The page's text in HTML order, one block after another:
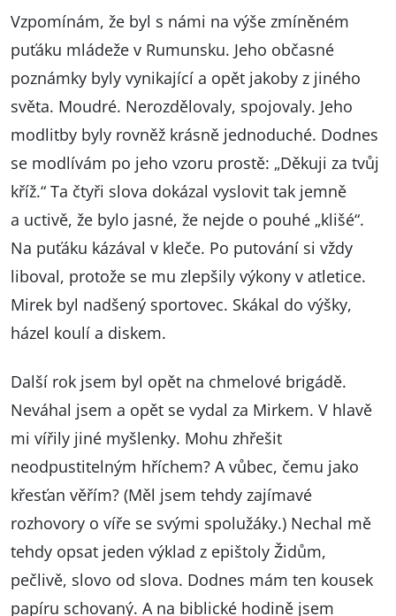
Vzpomínám, že byl s námi na výše zmíněném
puťáku mládeže v Rumunsku. Jeho občasné
poznámky byly vynikající a opět jakoby z jiného
světa. Moudré. Nerozdělovaly, spojovaly. Jeho
modlitby byly rovněž krásně jednoduché. Dodnes
se modlívám po jeho vzoru prostě: „Děkuji za tvůj
kříž.“ Ta čtyři slova dokázal vyslovit tak jemně
a uctivě, že bylo jasné, že nejde o pouhé „klišé“.
Na puťáku kázával v kleče. Po putování si vždy
liboval, protože se mu zlepšily výkony v atletice.
Mirek byl nadšený sportovec. Skákal do výšky,
házel koulí a diskem.
Další rok jsem byl opět na chmelové brigádě.
Neváhal jsem a opět se vydal za Mirkem. V hlavě
mi vířily jiné myšlenky. Mohu zhřešit
neodpustitelným hříchem? A vůbec, čemu jako
křesťan věřím? (Měl jsem tehdy zajímavé
rozhovory o víře se svými spolužáky.) Nechal mě
tehdy opsat jeden výklad z epištoly Židům,
pečlivě, slovo od slova. Dodnes mám ten kousek
papíru schovaný. A na biblické hodině jsem